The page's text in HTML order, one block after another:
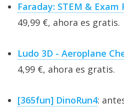
Faraday: STEM & Exam
49,99 €, ahora es gratis.
Ludo 3D - Aeroplane
4,99 €, ahora es gratis.
[365fun] DinoRun4: